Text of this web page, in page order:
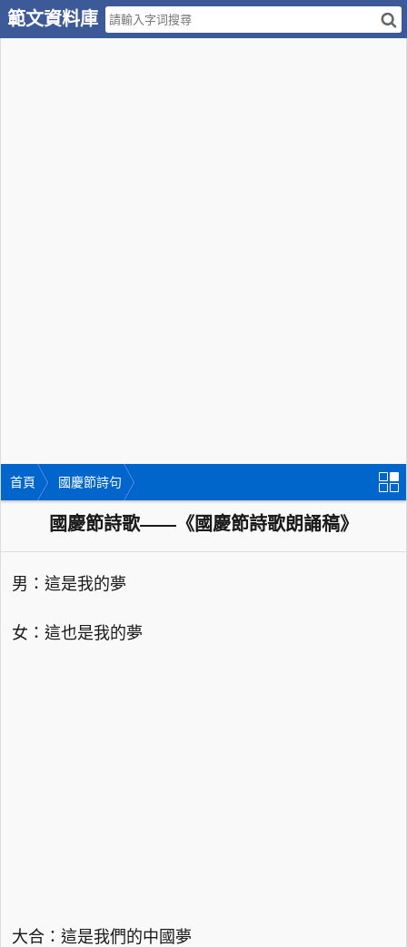
範文資料庫
首頁 國慶節詩句
國慶節詩歌——《國慶節詩歌朗誦稿》
男：這是我的夢
女：這也是我的夢
大合：這是我們的中國夢